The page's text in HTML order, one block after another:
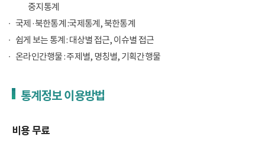
중지통계
국제·북한통계 :국제통계, 북한통계
쉽게 보는 통계 : 대상별 접근, 이슈별 접근
온라인간행물 : 주제별, 명칭별, 기획간행물
통계정보 이용방법
비용 무료